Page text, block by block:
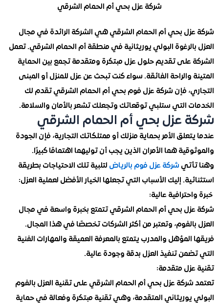
شركة عزل بحي أم الحمام الشرقي
بحي أم الحمام الشرقي هي الشركة الرائدة في مجال
البولي يوريثانية في منطقة أم الحمام الشرقي. تعمل
على تقديم حلول عزل مبتكرة ومتقدمة تجمع بين الحماية
والراحة الفائقة. سواء كنت تبحث عن عزل للمنزل أو المبنى
فإن شركة عزل فوم بحي أم الحمام الشرقي تقدم لك
التي ستلبي توقعاتك وتجعلك تشعر بالأمان والسلامة.
عزل بحي أم الحمام الشرقي
الأمر بحماية منزلك أو ممتلكاتك التجارية، فإن الجودة
هما الأمران الذين يجب أن توليهما اهتمامًا كبيرًا.
شركة عزل فوم بالرياض لتلبية تلك الاحتياجات بطريقة
إليك الأسباب التي تجعلها الخيار الأفضل لعملية العزل:
عالية:
بحي أم الحمام الشرقي تتمتع بخبرة واسعة في مجال
وتعتبر من أكثر الشركات تخصصًا في هذا المجال.
المؤهل والمدرب يتمتع بالمعرفة العميقة والمهارات الفنية
تنفيذ العزل بدقة وجودة عالية.
متقدمة:
عزل بحي أم الحمام الشرقي على تقنية العزل بالفوم
يوريثاني المتقدمة، وهي تقنية مبتكرة وفعالة في حماية